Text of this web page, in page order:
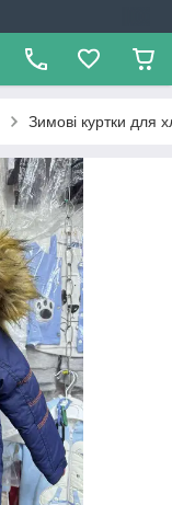
Зимові куртки для